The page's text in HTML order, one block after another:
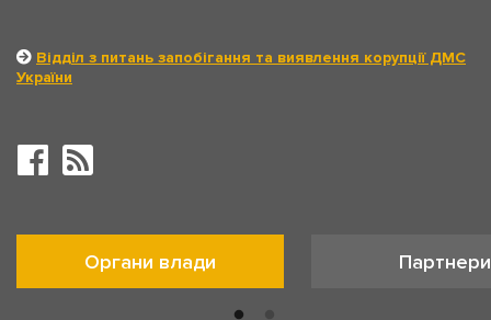
Відділ з питань запобігання та виявлення корупції ДМС
України
Органи влади Партнери